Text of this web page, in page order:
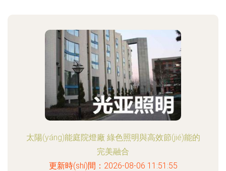
太陽(yáng)能庭院燈廠 綠色照明與高效節(jié)能的
完美融合
更新時(shí)間：2026-08-06 11:51:55